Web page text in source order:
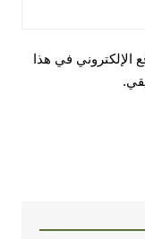
الإلكتروني في هذا